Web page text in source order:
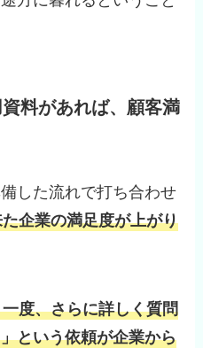
料があれば、顧客満
した流れで打ち合わせ
企業の満足度が上がり
度、さらに詳しく質問
という依頼が企業から